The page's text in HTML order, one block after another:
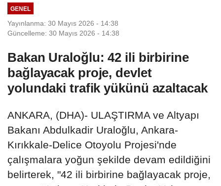
GENEL
Yayınlanma: 30 Mayıs 2026 - 14:38
Güncelleme: 30 Mayıs 2026 - 14:38
Bakan Uraloğlu: 42 ili birbirine
bağlayacak proje, devlet
yolundaki trafik yükünü azaltacak
ANKARA, (DHA)- ULAŞTIRMA ve Altyapı
Bakanı Abdulkadir Uraloğlu, Ankara-
Kırıkkale-Delice Otoyolu Projesi'nde
çalışmalara yoğun şekilde devam edildiğini
belirterek, "42 ili birbirine bağlayacak proje,